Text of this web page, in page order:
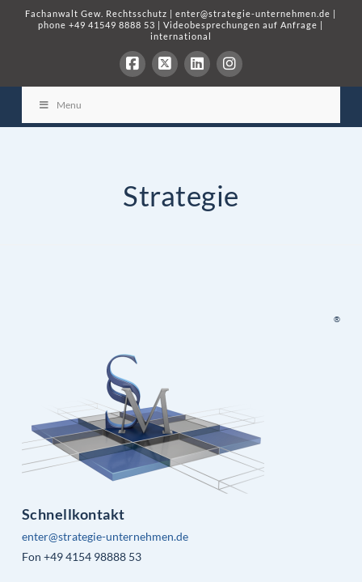
Fachanwalt Gew. Rechtsschutz |enter@strategie-unternehmen.de |
phone+49 41549 8888 53 |Videobesprechungen auf Anfrage |
international
Menu
Strategie
®
Schnellkontakt
enter@strategie-unternehmen.de
Fon +49 4154 98888 53